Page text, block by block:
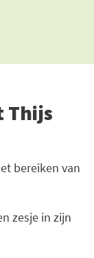
Thijs
bereiken van
zesje in zijn